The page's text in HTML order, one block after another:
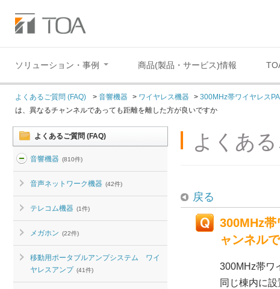
ソリューション・事例 商品(製品・サービス)情報
よくあるご質問 (FAQ) > 音響機器 > ワイヤレス機器 > 300MHz帯ワイヤレス
は、異なるチャンネルであっても距離を離した方が良いですか
よくあるご質問 (FAQ)
音響機器 (810件)
音声ネットワーク機器 (42件)
テレコム機器 (1件)
メガホン (22件)
移動用ポータブルアンプシステム ワイ
ヤレスアンプ (41件)
よくあ
戻る
300MHz
ャンネル
300MHz帯ワ
同じ棟内に